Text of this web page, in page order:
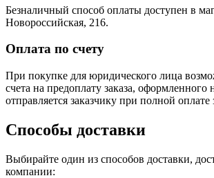
Безналичный способ оплаты доступен в
Новороссийская, 216.
Оплата по счету
При покупке для юридического лица
счета на предоплату заказа, оформленного
отправляется заказчику при полной оплате
Способы доставки
Выбирайте один из способов доставки,
компании: